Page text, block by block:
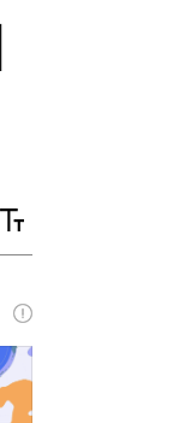
텍
트